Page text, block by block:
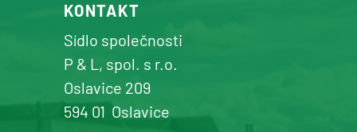
KONTAKT
Sídlo společnosti
P & L, spol. s r.o.
Oslavice 209
594 01 Oslavice